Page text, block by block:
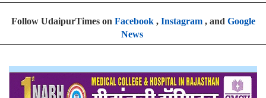
Follow UdaipurTimes on Facebook, Instagram, and Google
News